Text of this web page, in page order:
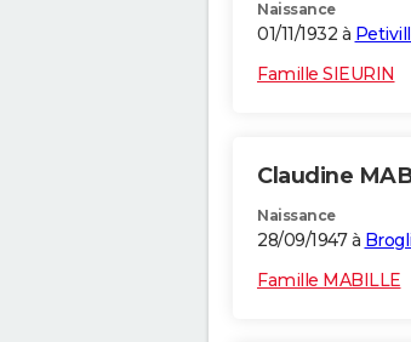
Naissance
01/11/1932 à
Famille SIEURIN
Claudine
Naissance
28/09/1947 à
Famille MABILLE